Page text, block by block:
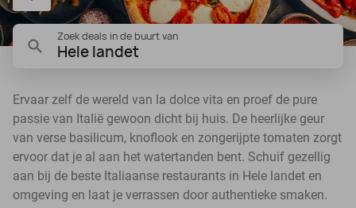
Zoek deals in de buurt van
Hele landet
Ervaar zelf de wereld van la dolce vita en proef de pure
passie van Italië gewoon dicht bij huis. De heerlijke geur
van verse basilicum, knoflook en zongerijpte tomaten zorgt
ervoor dat je al aan het watertanden bent. Schuif gezellig
aan bij de beste Italiaanse restaurants in Hele landet en
omgeving en laat je verrassen door authentieke smaken.